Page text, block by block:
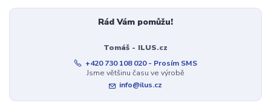
Rád Vám pomůžu!
Tomáš - ILUS.cz
+420 730 108 020 - Prosím SMS
Jsme většinu času ve výrobě
info@ilus.cz